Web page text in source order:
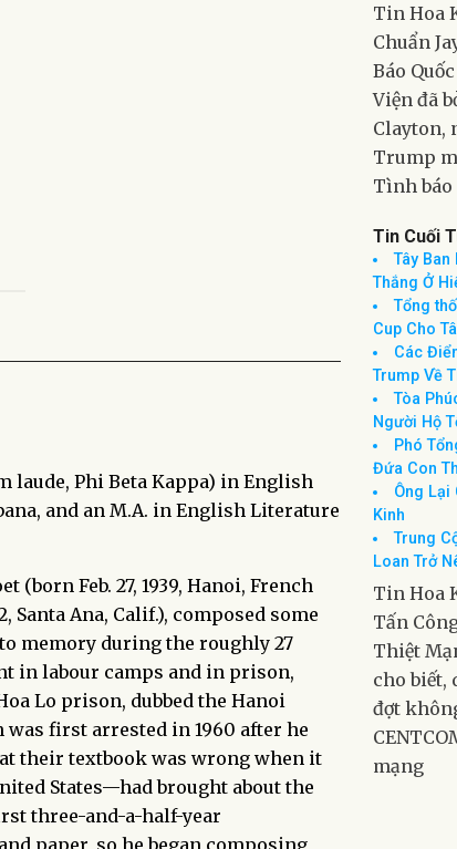
laude, Phi Beta Kappa) in English
and an M.A. in English Literature
(born Feb. 27, 1939, Hanoi, French
Ana, Calif.), composed some
memory during the roughly 27
in labour camps and in prison,
Lo prison, dubbed the Hanoi
first arrested in 1960 after he
their textbook was wrong when it
States—had brought about the
three-and-a-half-year
paper, so he began composing
Ông
Thượng
Iran
Tin Hoa
Chuẩn
Báo
Viện đã
Trump
Tình báo
Tin Cuối
Tây Ban
Thắng Ở
Tổng
Cup Cho
Các
Trump Về
Tòa
Người Hộ
Phó
Đứa Con
Ông
Kinh
Trung
Loan Trở
Tin Hoa
Tấn
Thiệt
cho biết,